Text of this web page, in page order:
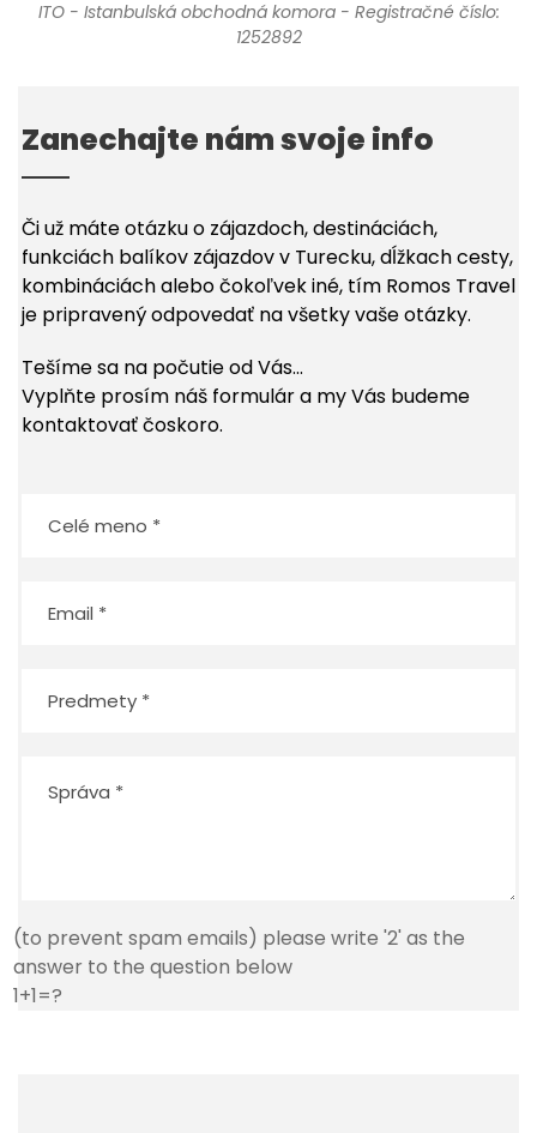
ITO - Istanbulská obchodná komora - Registračné číslo:
1252892
Zanechajte nám svoje info
Či už máte otázku o zájazdoch, destináciách,
funkciách balíkov zájazdov v Turecku, dĺžkach cesty,
kombináciách alebo čokoľvek iné, tím Romos Travel
je pripravený odpovedať na všetky vaše otázky.
Tešíme sa na počutie od Vás...
Vyplňte prosím náš formulár a my Vás budeme
kontaktovať čoskoro.
(to prevent spam emails) please write '2' as the
answer to the question below
1+1=?